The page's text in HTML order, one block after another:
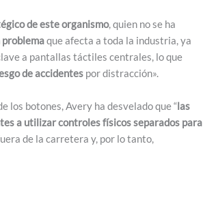
de este organismo, quien no se ha
problemaque afecta a toda la industria, ya
a pantallas táctiles centrales, lo que
de accidentes por distracción».
los botones, Avery ha desvelado que “las
a utilizar controles físicos separados para
de la carretera y, por lo tanto,